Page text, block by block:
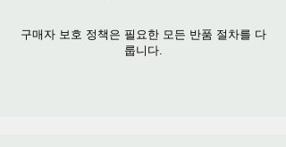
구매자 보호 정책은 필요한 모든 반품 절차를 다
룹니다.